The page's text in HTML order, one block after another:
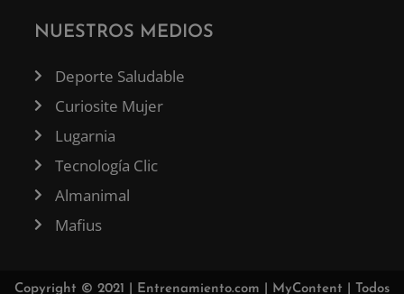
NUESTROS MEDIOS
Deporte Saludable
Curiosite Mujer
Lugarnia
Tecnología Clic
Almanimal
Mafius
Copyright © 2021 | Entrenamiento.com MyContent | Todos